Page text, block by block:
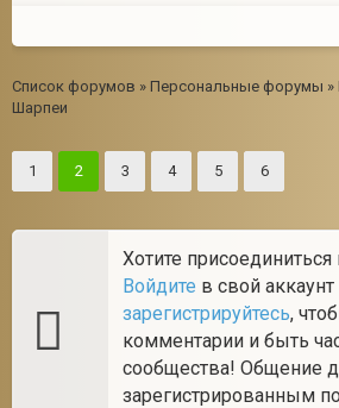
Список форумов » Персональные форумы »
Шарпеи
1 2 3 4 5 6
Хотите
Войдите в свой
зарегистрируйтесь,
комментарии и быть
сообщества! Общение
зарегистрированным